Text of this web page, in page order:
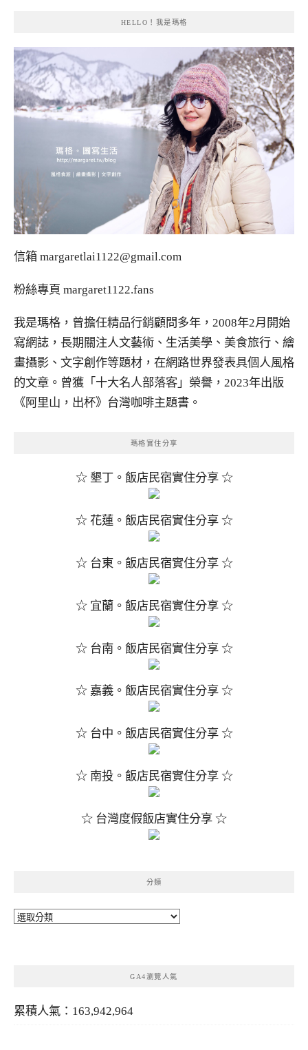
HELLO！我是瑪格
信箱 margaretlai1122@gmail.com
粉絲專頁 margaret1122.fans
我是瑪格，曾擔任精品行銷顧問多年，2008年2月開始
寫網誌，長期關注人文藝術、生活美學、美食旅行、繪
畫攝影、文字創作等題材，在網路世界發表具個人風格
的文章。曾獲「十大名人部落客」榮譽，2023年出版
《阿里山，出杯》台灣咖啡主題書。
瑪格實住分享
☆ 墾丁。飯店民宿實住分享 ☆
☆ 花蓮。飯店民宿實住分享 ☆
☆ 台東。飯店民宿實住分享 ☆
☆ 宜蘭。飯店民宿實住分享 ☆
☆ 台南。飯店民宿實住分享 ☆
☆ 嘉義。飯店民宿實住分享 ☆
☆ 台中。飯店民宿實住分享 ☆
☆ 南投。飯店民宿實住分享 ☆
☆ 台灣度假飯店實住分享 ☆
分類
分
GA4瀏覽人氣
累積人氣：163,942,964